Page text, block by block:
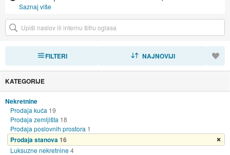
Saznaj više
FILTERI NAJNOVIJI
KATEGORIJE
Nekretnine
Prodaja kuća 19
Prodaja zemljišta 18
Prodaja poslovnih prostora 1
Prodaja stanova 16
Luksuzne nekretnine4